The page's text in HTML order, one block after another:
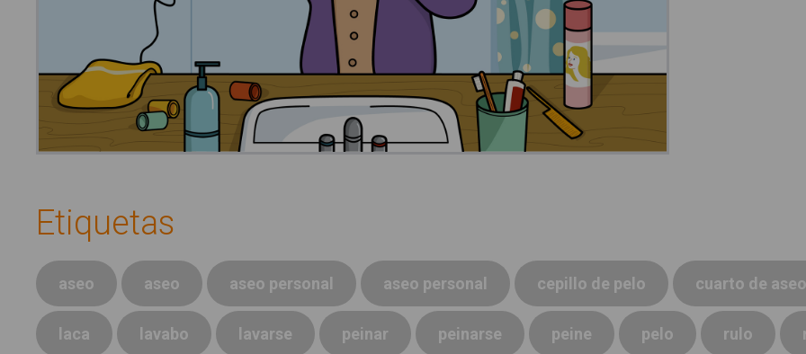
Etiquetas
aseo aseo aseo personal aseo personal cepillo de pelo cuarto de aseo
laca lavabo lavarse peinar peinarse peine pelo rulo